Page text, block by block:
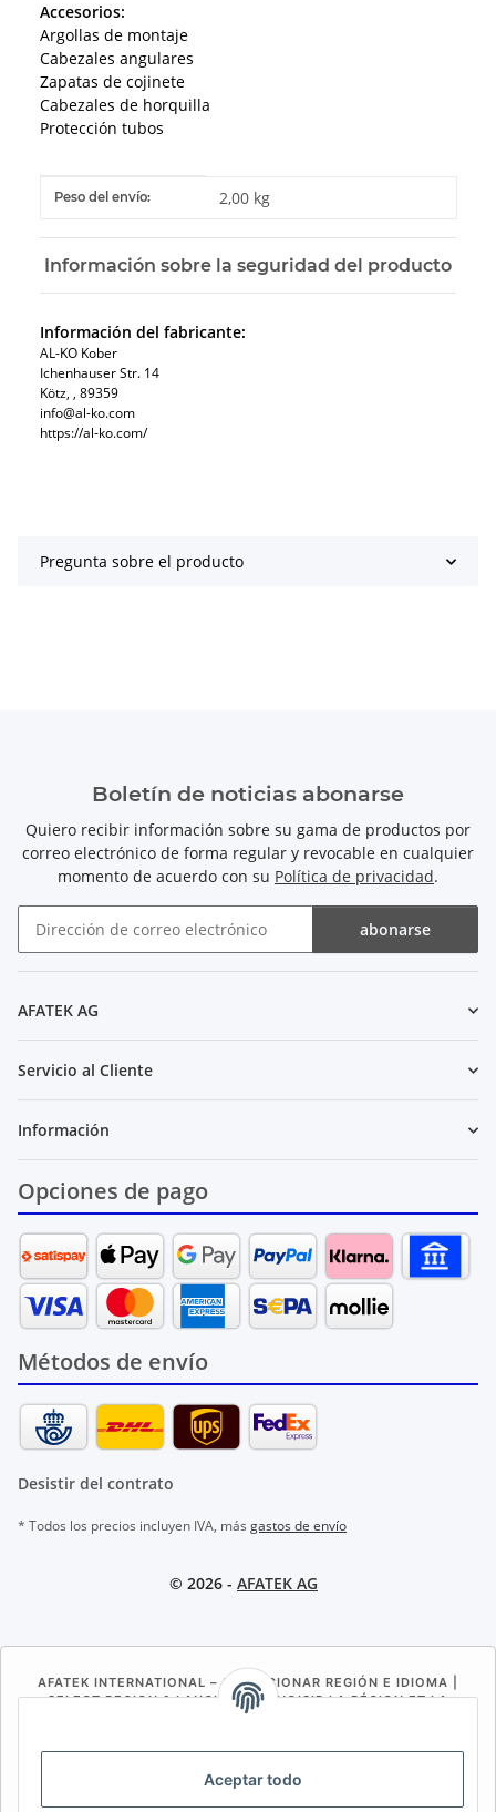
Aceptar todo
Accesorios:
Argollas de montaje
Cabezales angulares
Zapatas de cojinete
Cabezales de horquilla
Protección tubos
#productDetails.itemInformation#
#productDetails.itemValue#
Peso del envío: 2,00 kg
Información sobre la seguridad del producto
Información del fabricante:
AL-KO Kober
Ichenhauser Str. 14
Kötz, , 89359
info@al-ko.com
https://al-ko.com/
Pregunta sobre el producto
Boletín de noticias abonarse
Quiero recibir información sobre su gama de productos por
correo electrónico de forma regular y revocable en cualquier
momento de acuerdo con su Política de privacidad.
abonarse
AFATEK AG
Servicio al Cliente
Información
Opciones de pago
Métodos de envío
Desistir del contrato
* Todos los precios incluyen IVA, más gastos de envío
© 2026 - AFATEK AG
AFATEK INTERNATIONAL – SELECCIONAR REGIÓN E IDIOMA |
SELECT REGION & LANGUAGE | CHOISIR LA RÉGION ET LA
LANGUE